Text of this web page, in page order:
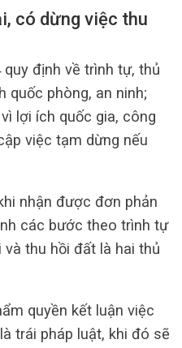
có dừng việc thu
định về trình tự, thủ
quốc phòng, an ninh;
lợi ích quốc gia, công
việc tạm dừng nếu
nhận được đơn phản
các bước theo trình tự
thu hồi đất là hai thủ
quyền kết luận việc
trái pháp luật, khi đó sẽ